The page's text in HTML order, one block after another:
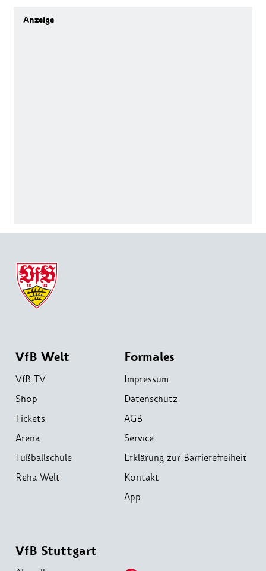
VfB Welt
VfB TV
Shop
Tickets
Arena
Fußballschule
Reha-Welt
Formales
Impressum
Datenschutz
AGB
Service
Erklärung zur Barrierefreiheit
Kontakt
App
VfB Stuttgart